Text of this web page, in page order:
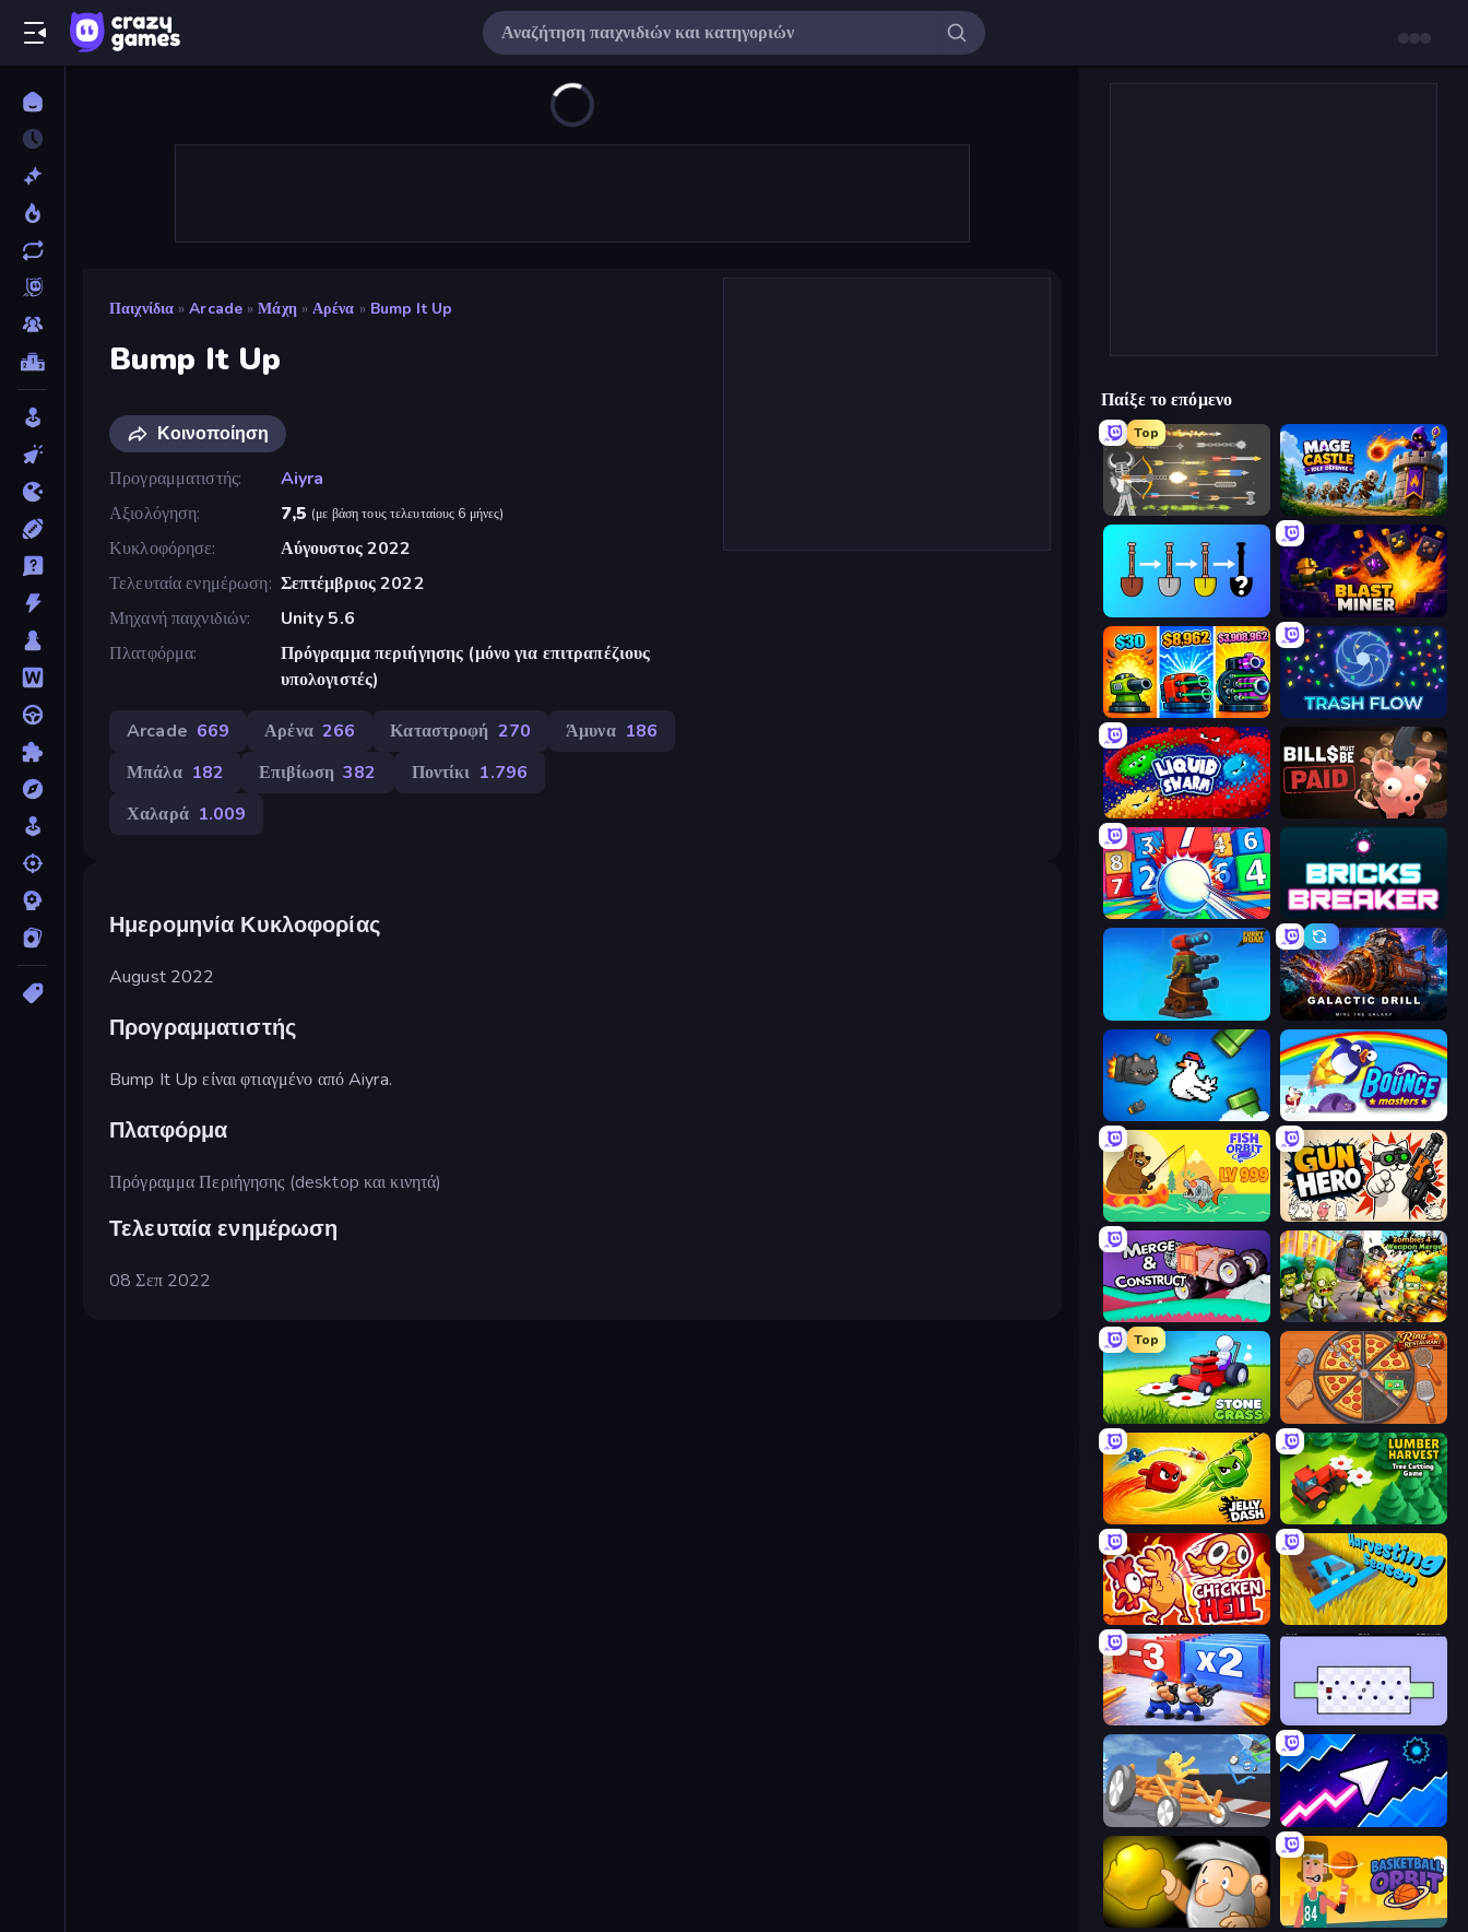
Παιχνίδια » Arcade » Μάχη » Αρένα » Bump It Up
Bump It Up
Κοινοποίηση
Προγραμματιστής
Aiyra
Αξιολόγηση
7,5 (με βάση τους τελευταίους 6 μήνες)
Κυκλοφόρησε
Αύγουστος 2022
Τελευταία ενημέρωση Σεπτέμβριος 2022
Μηχανή παιχνιδιών
Unity 5.6
Πλατφόρμα
Πρόγραμμα περιήγησης (μόνο για επιτραπέζιους
υπολογιστές)
Arcade 669 Αρένα 266 Καταστροφή 270 Άμυνα 186
Μπάλα 182 Επιβίωση 382 Ποντίκι 1.796
Χαλαρά 1.009
Ημερομηνία Κυκλοφορίας
August 2022
Προγραμματιστής
Bump It Up είναι φτιαγμένο από Aiyra.
Πλατφόρμα
Πρόγραμμα Περιήγησης (desktop και κινητά)
Τελευταία ενημέρωση
08 Σεπ 2022
Παίξε το επόμενο
Top
Ragdoll Archers Mage Castle Idle Defense
Blast Miner
Pumpkin Defense: Merge Cannon Trash Flow
Liquid Swarm Bills Must Be Paid
Entropy Bricks Breaker
Furry Road Galactic Drill
Honk Bouncemasters
Fish Orbit Gun Hero: Cat Survival
Merge & Construct Zombies 4 Weapon Merge
Top
Stone Grass: Mowing Simulator Ring Restaurant
Jelly Dash Lumber Harvest: Tree Cutting Game
Chicken Hell Harvesting Season
Battle Brigade World's Hardest Game
Draw Crash Race Space Waves
Gold Miner Basketball Orbit